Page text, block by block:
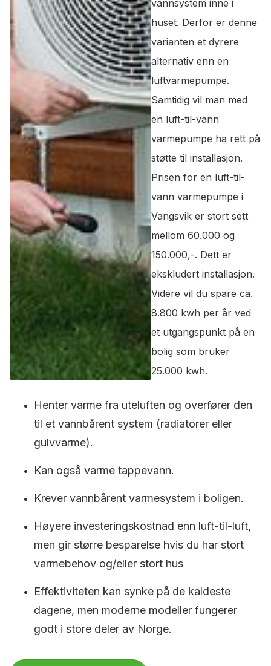
vannsystem inne i
huset. Derfor er denne
varianten et dyrere
alternativ enn en
luftvarmepumpe.
Samtidig vil man med
en luft-til-vann
varmepumpe ha rett på
støtte til installasjon.
Prisen for en luft-til-
vann varmepumpe i
Vangsvik er stort sett
mellom 60.000 og
150.000,-. Dett er
ekskludert installasjon.
Videre vil du spare ca.
8.800 kwh per år ved
et utgangspunkt på en
bolig som bruker
25.000 kwh.
Henter varme fra uteluften og overfører den
til et vannbårent system (radiatorer eller
gulvvarme).
Kan også varme tappevann.
Krever vannbårent varmesystem i boligen.
Høyere investeringskostnad enn luft-til-luft,
men gir større besparelse hvis du har stort
varmebehov og/eller stort hus
Effektiviteten kan synke på de kaldeste
dagene, men moderne modeller fungerer
godt i store deler av Norge.